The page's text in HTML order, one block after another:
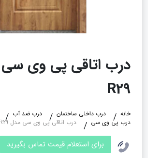
درب اتاقی پی وی
R29
خانه درب داخلی ساختمان
درب ضد آب
درب پی وی سی
درب اتاقی پی وی سی مدل R29
برای استعلام قیمت تماس بگیرید